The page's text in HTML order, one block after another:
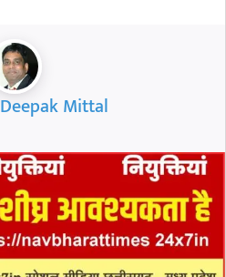
Deepak Mittal